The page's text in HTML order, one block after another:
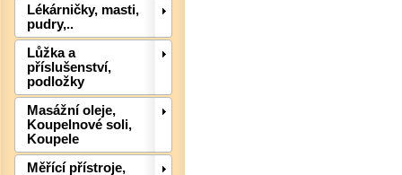
Lékárničky, masti,
pudry,..
Lůžka a
příslušenství,
podložky
Masážní oleje,
Koupelnové soli,
Koupele
Měřící přístroje,